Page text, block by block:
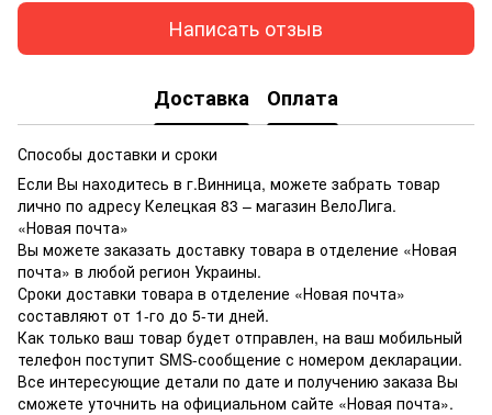
Написать отзыв
Доставка Оплата
Способы доставки и сроки
Если Вы находитесь в г.Винница, можете забрать товар
лично по адресу Келецкая 83 – магазин ВелоЛига.
«Новая почта»
Вы можете заказать доставку товара в отделение «Новая
почта» в любой регион Украины.
Сроки доставки товара в отделение «Новая почта»
составляют от 1-го до 5-ти дней.
Как только ваш товар будет отправлен, на ваш мобильный
телефон поступит SMS-сообщение с номером декларации.
Все интересующие детали по дате и получению заказа Вы
сможете уточнить на официальном сайте «Новая почта».